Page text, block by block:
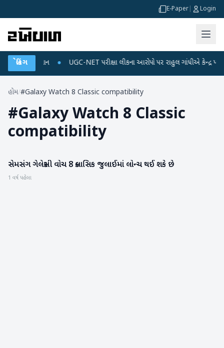
E-Paper Login
બ્રેકિંગ
ડેટા પ્લાન ● UGC-NET પરીક્ષા લીકના આરોપો પર રાહુલ ગાંધીએ કેન્દ્ર પર
હોમ/#Galaxy Watch 8 Classic compatibility
#Galaxy Watch 8 Classic
compatibility
ગેજેટ
સેમસંગ ગેલેક્સી વોચ 8 ક્લાસિક જુલાઈમાં લોન્ચ થઈ શકે છે
1 વર્ષ પહેલા